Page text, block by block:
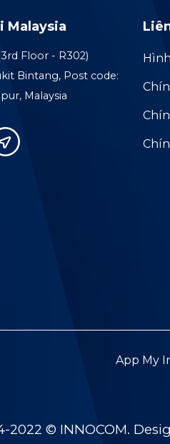
Malaysia
Floor - R302)
Bintang, Post code:
Malaysia
App My
2022 © INNOCOM.